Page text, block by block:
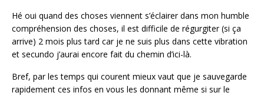
Hé oui quand des choses viennent s’éclairer dans mon humble
compréhension des choses, il est difficile de régurgiter (si ça
arrive) 2 mois plus tard car je ne suis plus dans cette vibration
et secundo j’aurai encore fait du chemin d’ici-là.
Bref, par les temps qui courent mieux vaut que je sauvegarde
rapidement ces infos en vous les donnant même si sur le